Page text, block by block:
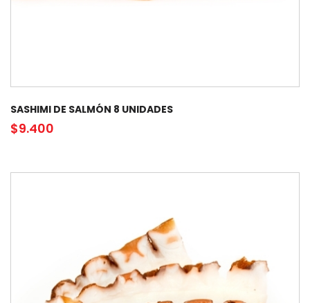
SASHIMI DE SALMÓN 8 UNIDADES
$9.400